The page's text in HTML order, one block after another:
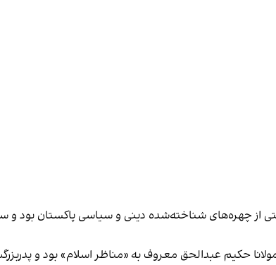
چهره‌های شناخته‌شده دینی و سیاسی پاکستان بود و
به دنیا آمد. پدرش، مولانا حکیم عبدالحق معروف به «مناظر اسلام» بود و